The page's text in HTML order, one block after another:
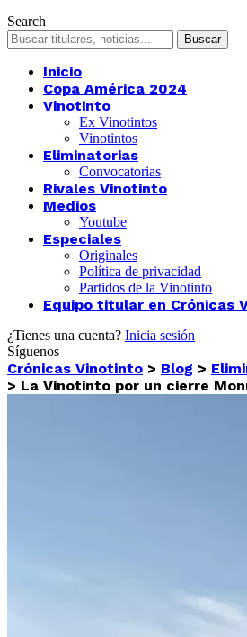
Search
Inicio
Copa América 2024
Vinotinto
Ex Vinotintos
Vinotintos
Eliminatorias
Convocatorias
Rivales Vinotinto
Medios
Youtube
Especiales
Originales
Política de privacidad
Partidos de la Vinotinto
Equipo titular en Crónicas
¿Tienes una cuenta? Inicia sesión
Síguenos
Crónicas Vinotinto > Blog >
> La Vinotinto por un cierre